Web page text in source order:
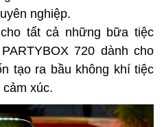
nghiệp.
tất cả những bữa tiệc
720 dành cho
tạo ra bầu không khí tiệc
xúc.